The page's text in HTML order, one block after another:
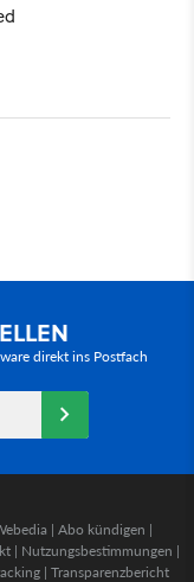
direkt ins Postfach
| Abo kündigen |
| Nutzungsbestimmungen |
| Transparenzbericht